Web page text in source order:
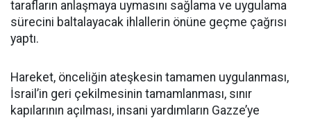
tarafların anlaşmaya uymasını sağlama ve uygulama
sürecini baltalayacak ihlallerin önüne geçme çağrısı
yaptı.
Hareket, önceliğin ateşkesin tamamen uygulanması,
İsrail’in geri çekilmesinin tamamlanması, sınır
kapılarının açılması, insani yardımların Gazze’ye